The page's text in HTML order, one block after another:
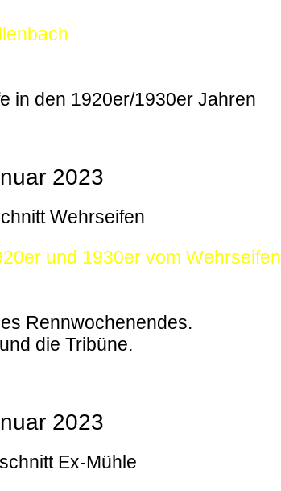
in den 1920er/1930er Jahren
2023
Wehrseifen
und 1930er vom Wehrseifen
Rennwochenendes.
die Tribüne.
2023
Ex-Mühle